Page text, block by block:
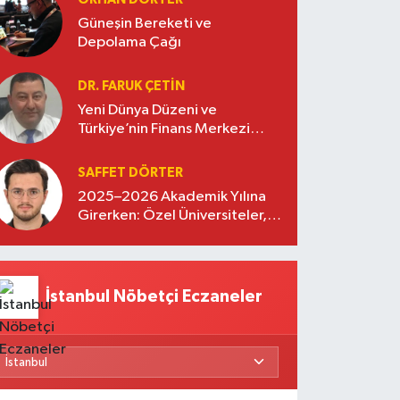
Güneşin Bereketi ve
Depolama Çağı
DR. FARUK ÇETİN
Yeni Dünya Düzeni ve
Türkiye’nin Finans Merkezi
SAFFET DÖRTER
2025–2026 Akademik Yılına
Girerken: Özel Üniversiteler,
İstanbul Nöbetçi Eczaneler